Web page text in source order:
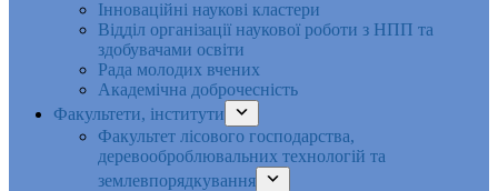
Інноваційні наукові кластери
Відділ організації наукової роботи з НПП та
здобувачами освіти
Рада молодих вчених
Академічна доброчесність
Факультети, інститути
Факультет лісового господарства,
деревооброблювальних технологій та
землевпорядкування